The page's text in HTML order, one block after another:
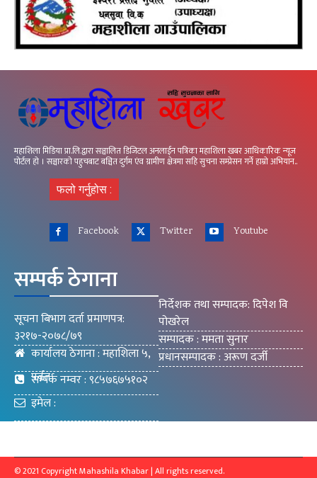
महाशिला मिडिया प्रा.लि.द्वारा सञ्चालित डिजिटल अनलाईन पत्रिका महाशिला खबर आधिकारिक न्यूज
पोर्टल हो । सञ्चारको पहुचबाट बञ्चित दुर्गम एंव ग्रामीण क्षेत्रमा सहि सुचना सम्प्रेसन गर्ने हाम्रो अभियान..
फलो गर्नुहोस :
Facebook Twitter Youtube
सम्पर्क ठेगाना
सूचना बिभाग दर्ता प्रमाणपत्र:
३२१७-२०७८/७९
कार्यालय ठेगाना : महाशिला ५,
पर्वत
सम्पर्क नम्वर : ९८५७६७५१०२
इमेल :
mahashilakhabar9@gmail.com
निर्देशक तथा सम्पादक: दिपेश वि
पोखरेल
सम्पादक : ममता सुनार
प्रधानसम्पादक : अरूण दर्जी
© 2021 Copyright Mahashila Khabar | All rights reserved.